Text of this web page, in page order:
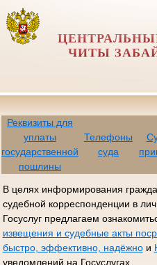
ЧИТЫ
Реквизиты для
уплаты
государственной
пошлины
Телефоны
суда
В целях информирования
судебной корреспонденции в
Госуслуг предлагаем
извещения и судебные акты
быстро, эффективно, надёжнои
уведомлений на Госуслугах